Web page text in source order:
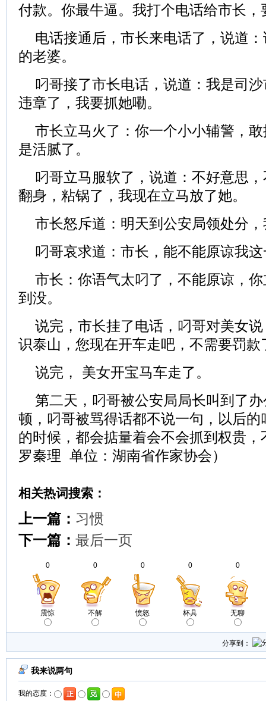
付款。你最牛逼。我打个电话给市长，
电话接通后，市长来电话了，说道
的老婆。
叼哥接了市长电话，说道：我是司
违章了，我要抓她嘞。
市长立马火了：你一个小小辅警，
是活腻了。
叼哥立马服软了，说道：不好意思
翻身，粘锅了，我现在立马放了她。
市长怒斥道：明天到公安局领处分
叼哥哀求道：市长，能不能原谅我
市长：你语气太叼了，不能原谅，
到没。
说完，市长挂了电话，叼哥对美女
识泰山，您现在开车走吧，不需要罚款
说完， 美女开宝马车走了。
第二天，叼哥被公安局局长叫到了
顿，叼哥被骂得话都不说一句，以后
的时候，都会掂量着会不会抓到权贵
罗秦理 单位：湖南省作家协会）
相关热词搜索：
上一篇： 习惯
下一篇： 最后一页
0
震惊
0
不解
0
愤怒
0
杯具
0
无聊
分享到：